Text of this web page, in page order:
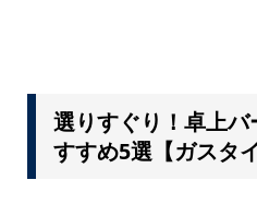
選りすぐり！卓上
すすめ5選【ガスタイ